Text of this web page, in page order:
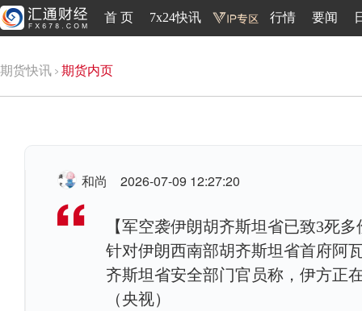
首 页 7x24快讯 行情 要闻
期货快讯 期货内页
和尚 2026-07-09 12:27:20
【军空袭伊朗胡齐斯坦省已致3死
针对伊朗西南部胡齐斯坦省首府阿
齐斯坦省安全部门官员称，伊方正
（央视）